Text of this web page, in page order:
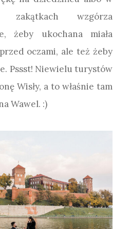
zakątkach wzgórza
żeby ukochana miała
oczami, ale też żeby
Pssst! Niewielu turystów
Wisły, a to właśnie tam
Wawel. :)